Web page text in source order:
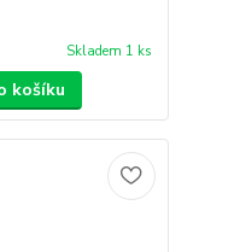
Skladem 1 ks
košíku